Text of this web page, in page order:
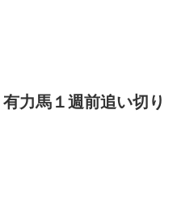
力馬１週前追い切り